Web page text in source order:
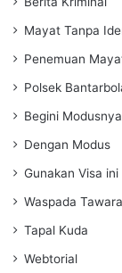
Mayat Tanpa
Penemuan
Polsek
Begini Modusnya
Dengan Modus
Gunakan Visa
Waspada
Tapal Kuda
Webtorial